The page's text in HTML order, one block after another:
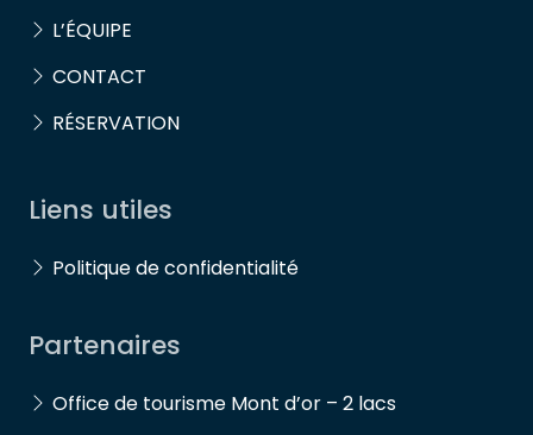
L’ÉQUIPE
CONTACT
RÉSERVATION
Liens utiles
Politique de confidentialité
Partenaires
Office de tourisme Mont d’or – 2 lacs